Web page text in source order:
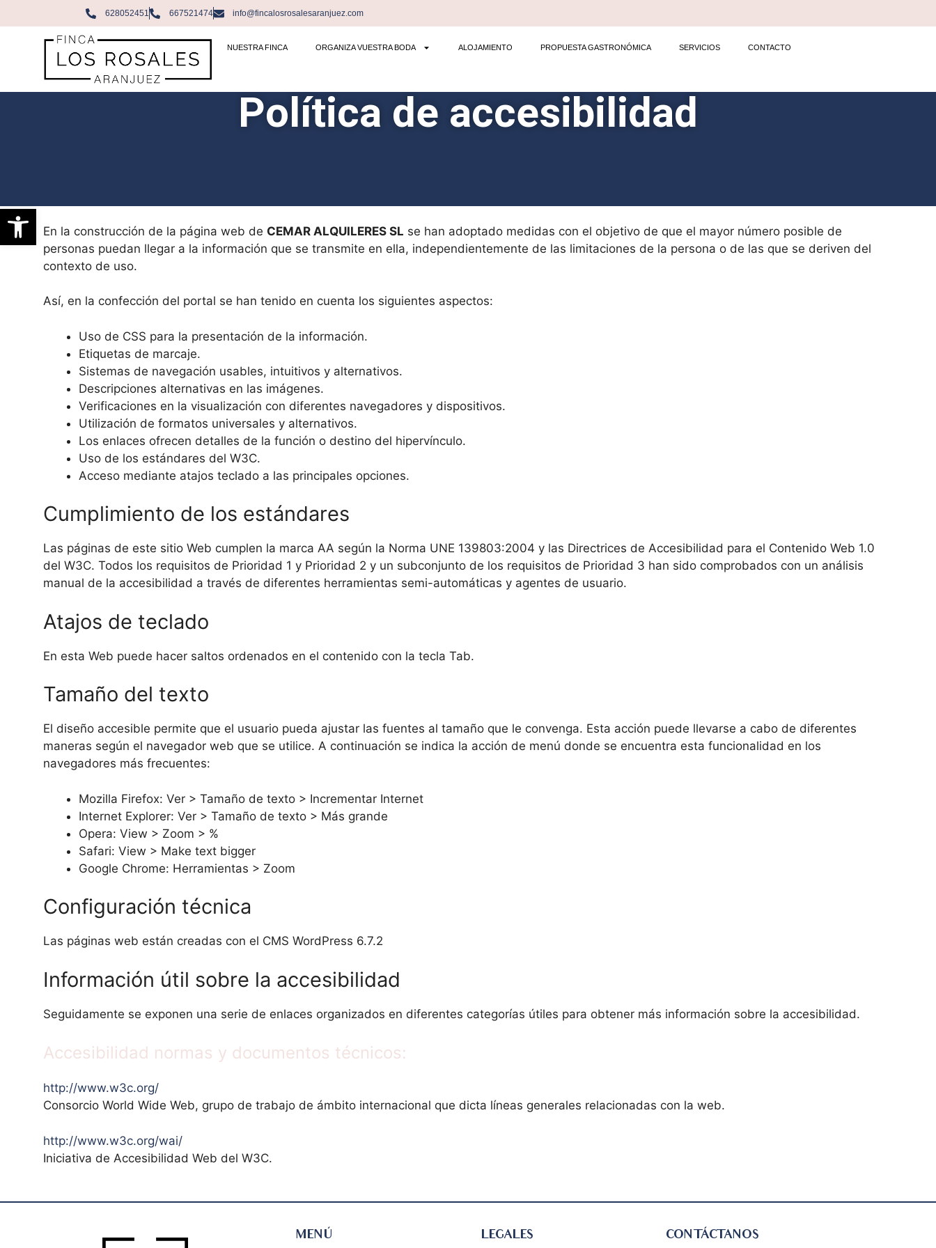
Abrir barra de herramientas
628052451 667521474 info@fincalosrosalesaranjuez.com
NUESTRA FINCA ORGANIZA VUESTRA BODA ALOJAMIENTO PROPUESTA GASTRONÓMICA SERVICIOS CONTACTO
Política de accesibilidad
En la construcción de la página web de CEMAR ALQUILERES SL se han adoptado medidas con el objetivo de que el mayor número posible de
personas puedan llegar a la información que se transmite en ella, independientemente de las limitaciones de la persona o de las que se deriven del
contexto de uso.
Así, en la confección del portal se han tenido en cuenta los siguientes aspectos:
Uso de CSS para la presentación de la información.
Etiquetas de marcaje.
Sistemas de navegación usables, intuitivos y alternativos.
Descripciones alternativas en las imágenes.
Verificaciones en la visualización con diferentes navegadores y dispositivos.
Utilización de formatos universales y alternativos.
Los enlaces ofrecen detalles de la función o destino del hipervínculo.
Uso de los estándares del W3C.
Acceso mediante atajos teclado a las principales opciones.
Cumplimiento de los estándares
Las páginas de este sitio Web cumplen la marca AA según la Norma UNE 139803:2004 y las Directrices de Accesibilidad para el Contenido Web 1.0
del W3C. Todos los requisitos de Prioridad 1 y Prioridad 2 y un subconjunto de los requisitos de Prioridad 3 han sido comprobados con un análisis
manual de la accesibilidad a través de diferentes herramientas semi-automáticas y agentes de usuario.
Atajos de teclado
En esta Web puede hacer saltos ordenados en el contenido con la tecla Tab.
Tamaño del texto
El diseño accesible permite que el usuario pueda ajustar las fuentes al tamaño que le convenga. Esta acción puede llevarse a cabo de diferentes
maneras según el navegador web que se utilice. A continuación se indica la acción de menú donde se encuentra esta funcionalidad en los
navegadores más frecuentes:
Mozilla Firefox: Ver > Tamaño de texto > Incrementar Internet
Internet Explorer: Ver > Tamaño de texto > Más grande
Opera: View > Zoom > %
Safari: View > Make text bigger
Google Chrome: Herramientas > Zoom
Configuración técnica
Las páginas web están creadas con el CMS WordPress 6.7.2
Información útil sobre la accesibilidad
Seguidamente se exponen una serie de enlaces organizados en diferentes categorías útiles para obtener más información sobre la accesibilidad.
Accesibilidad normas y documentos técnicos:
http://www.w3c.org/
Consorcio World Wide Web, grupo de trabajo de ámbito internacional que dicta líneas generales relacionadas con la web.
http://www.w3c.org/wai/
Iniciativa de Accesibilidad Web del W3C.
MENÚ LEGALES CONTÁCTANOS